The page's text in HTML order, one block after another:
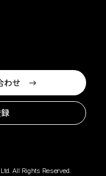
わせ
All Rights Reserved.